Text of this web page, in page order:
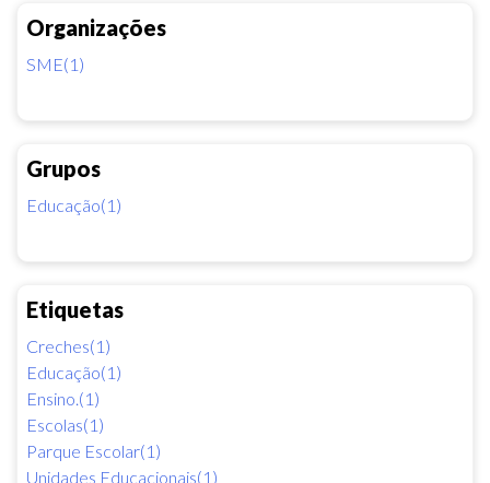
Organizações
SME(1)
Grupos
Educação(1)
Etiquetas
Creches(1)
Educação(1)
Ensino.(1)
Escolas(1)
Parque Escolar(1)
Unidades Educacionais(1)